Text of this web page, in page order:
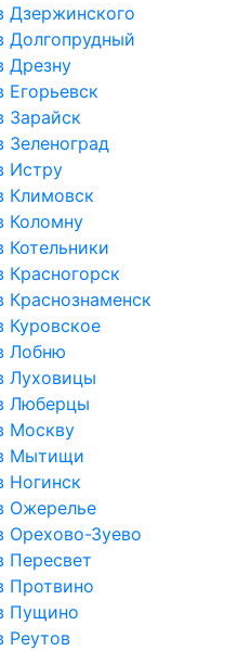
Дзержинского
Долгопрудный
Дрезну
Егорьевск
Зарайск
Зеленоград
Истру
Климовск
Коломну
Котельники
Красногорск
Краснознаменск
Куровское
Лобню
Луховицы
Люберцы
Москву
Мытищи
Ногинск
Ожерелье
Орехово-Зуево
Пересвет
Протвино
Пущино
Реутов